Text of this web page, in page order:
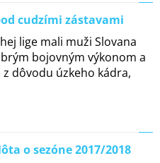
cudzími zástavami
lige mali muži Slovana
bojovným výkonom a
dôvodu úzkeho kádra,
o sezóne 2017/2018